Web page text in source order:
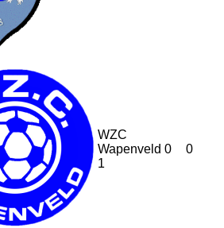
WZC
Wapenveld
1
0 0